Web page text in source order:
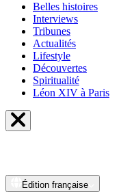
Belles histoires
Interviews
Tribunes
Actualités
Lifestyle
Découvertes
Spiritualité
Léon XIV à Paris
Édition française